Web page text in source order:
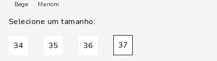
Bege Marrom
34 35 36 37